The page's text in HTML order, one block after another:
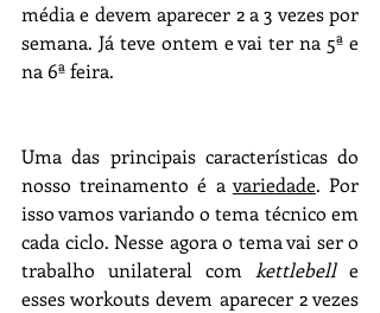
média e devem aparecer 2 a 3 vezes por
semana. Já teve ontem e vai ter na 5ª e
na 6ª feira.
Uma das principais características do
nosso treinamento é a variedade. Por
isso vamos variando o tema técnico em
cada ciclo. Nesse agora o tema vai ser o
trabalho unilateral com kettlebell e
esses workouts devem aparecer 2 vezes